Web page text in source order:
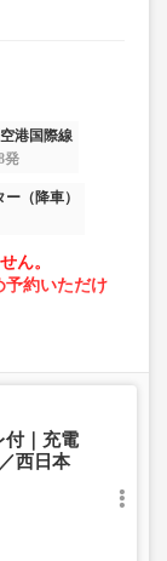
港国際線
発
（降車）
ん。
予約いただけ
。これに伴
付｜充電
西日本